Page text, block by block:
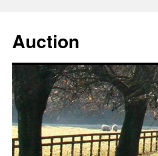
vsebino
Auction